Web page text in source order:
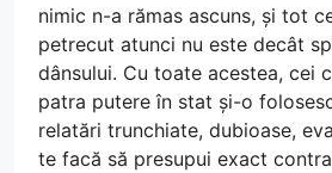
nimic n-a rămas ascuns, și tot
petrecut atunci nu este decât
dânsului. Cu toate acestea, cei
patra putere în stat și-o
relatări trunchiate, dubioase,
te facă să presupui exact